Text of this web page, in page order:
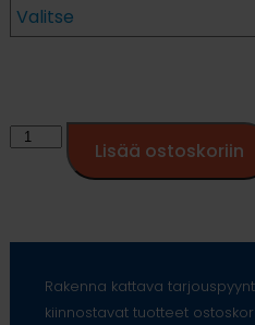
Lisää ostoskoriin
Rakenna kattava
kiinnostavat tuotteet